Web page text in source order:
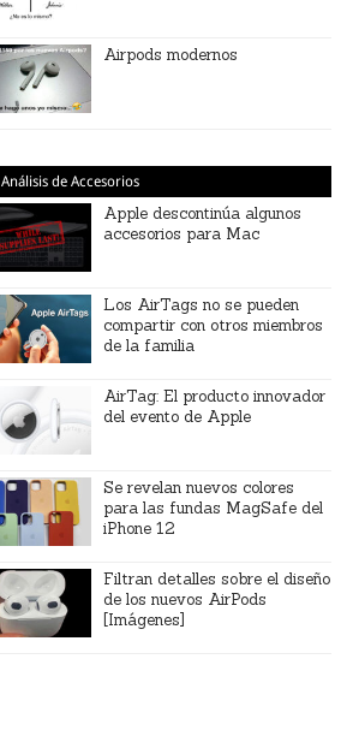
Airpods modernos
Análisis de Accesorios
Apple descontinúa algunos
accesorios para Mac
Los AirTags no se pueden
compartir con otros miembros
de la familia
AirTag: El producto innovador
del evento de Apple
Se revelan nuevos colores
para las fundas MagSafe del
iPhone 12
Filtran detalles sobre el diseño
de los nuevos AirPods
[Imágenes]